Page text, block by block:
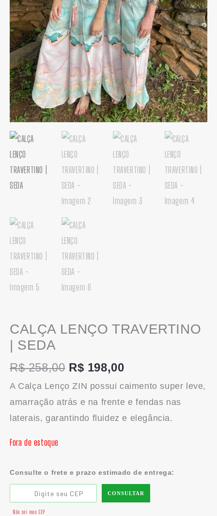
CALÇA LENÇO TRAVERTINO
| SEDA
R$258,00 R$ 198,00
A Calça Lenço ZIN possui caimento super leve,
amarração atrás e na frente e fendas nas
laterais, garantindo fluidez e elegância.
Fora de estoque
Consulte o frete e prazo estimado de entrega:
CONSULTAR
Não sei meu CEP